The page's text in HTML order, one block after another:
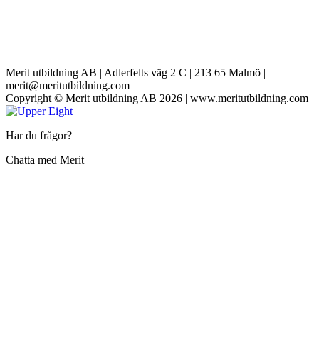
Merit utbildning AB | Adlerfelts väg 2 C | 213 65 Malmö |
merit@meritutbildning.com
Copyright © Merit utbildning AB 2026 | www.meritutbildning.com
Har du frågor?
Chatta med Merit